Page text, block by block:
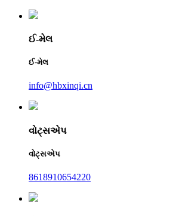
ઈ-મેલ
ઈ-મેલ
info@hbxinqi.cn
વોટ્સએપ
વોટ્સએપ
8618910654220